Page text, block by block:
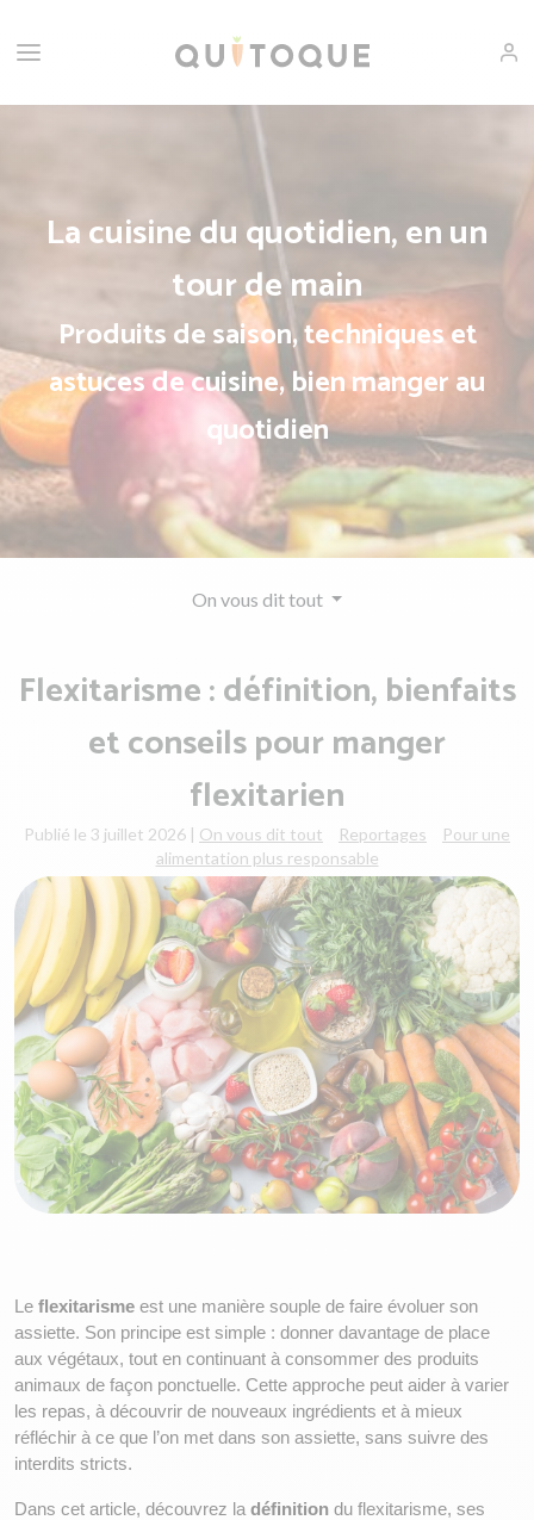
La cuisine du quotidien, en un
tour de main
Produits de saison, techniques et
astuces de cuisine, bien manger au
quotidien
On vous dit tout
Flexitarisme : définition, bienfaits
et conseils pour manger
flexitarien
Publié le 3 juillet 2026 | On vous dit tout Reportages
Pour une
alimentation plus responsable
Le flexitarisme est une manière souple de faire évoluer son
assiette. Son principe est simple : donner davantage de place
aux végétaux, tout en continuant à consommer des produits
animaux de façon ponctuelle. Cette approche peut aider à varier
les repas, à découvrir de nouveaux ingrédients et à mieux
réfléchir à ce que l’on met dans son assiette, sans suivre des
interdits stricts.
Dans cet article, découvrez la définition du flexitarisme, ses